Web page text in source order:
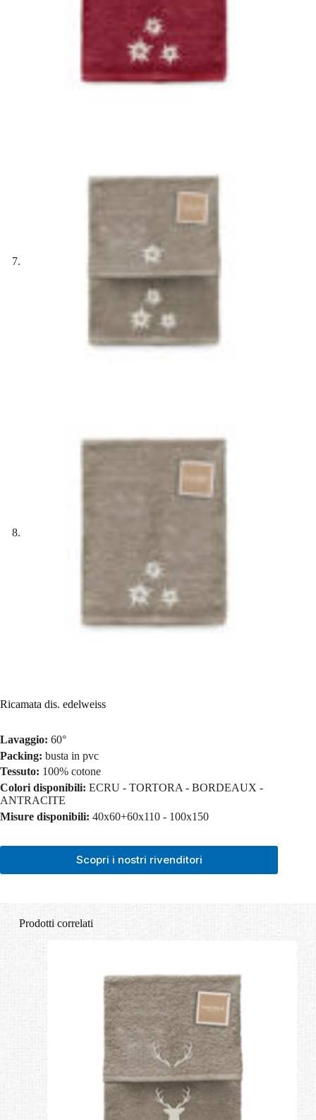
Ricamata dis. edelweiss
Lavaggio: 60°
Packing: busta in pvc
Tessuto: 100% cotone
Colori disponibili: ECRU - TORTORA - BORDEAUX -
ANTRACITE
Misure disponibili: 40x60+60x110 - 100x150
Scopri i nostri rivenditori
Prodotti correlati